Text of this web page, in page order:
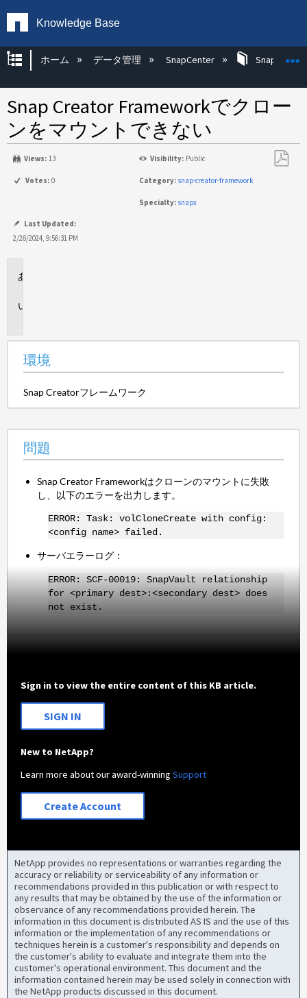
Knowledge Base
グローバル階層を展開/折りたたむ
ホーム データ管理 SnapCenter SnapCenter
Snap Creator Frameworkでクロー
ンをマウントできない
Views: 13 Visibility: Public
Votes: 0 Category: snap-creator-framework
Specialty: snapx
Last Updated:
2/26/2024, 9:56:31 PM
環境
Snap Creatorフレームワーク
問題
Snap Creator Frameworkはクローンのマウントに失敗
し、以下のエラーを出力します。
ERROR: Task: volCloneCreate with config:
<config name> failed.
サーバエラーログ：
ERROR: SCF-00019: SnapVault relationship
for <primary dest>:<secondary dest> does
not exist.
Sign in to view the entire content of this KB article.
SIGN IN
New to NetApp?
Learn more about our award-winningSupport
Create Account
NetApp provides no representations or warranties regarding the
accuracy or reliability or serviceability of any information or
recommendations provided in this publication or with respect to
any results that may be obtained by the use of the information or
observance of any recommendations provided herein. The
information in this document is distributed AS IS and the use of this
information or the implementation of any recommendations or
techniques herein is a customer's responsibility and depends on
the customer's ability to evaluate and integrate them into the
customer's operational environment. This document and the
information contained herein may be used solely in connection with
the NetApp products discussed in this document.